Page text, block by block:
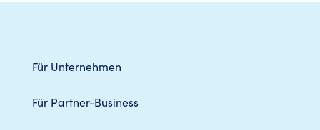
Für Unternehmen
Für Partner-Business